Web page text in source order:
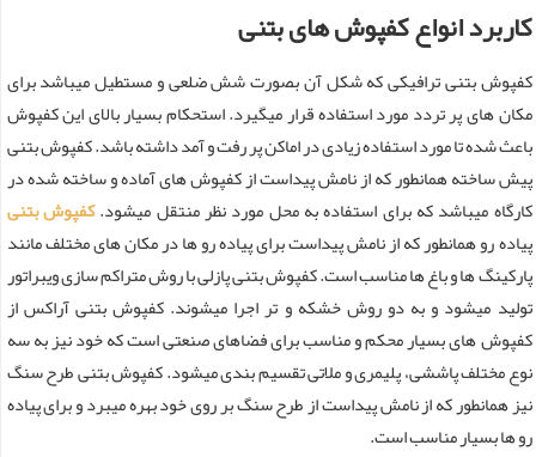
کاربرد انواع کفپوش های بتنی
کفپوش بتنی ترافیکی که شکل آن بصورت شش ضلعی و مستطیل میباشد برای
مکان های پر تردد مورد استفاده قرار میگیرد. استحکام بسیار بالای این کفپوش
باعث شده تا مورد استفاده زیادی در اماکن پر رفت و آمد داشته باشد. کفپوش بتنی
پیش ساخته همانطور که از نامش پیداست از کفپوش های آماده و ساخته شده در
کارگاه میباشد که برای استفاده به محل مورد نظر منتقل میشود.کفپوش بتنی
پیاده رو همانطور که از نامش پیداست برای پیاده رو ها در مکان های مختلف مانند
پارکینگ ها و باغ ها مناسب است. کفپوش بتنی پازلی با روش متراکم سازی ویبراتور
تولید میشود و به دو روش خشکه و تر اجرا میشوند. کفپوش بتنی آراکس از
کفپوش های بسیار محکم و مناسب برای فضاهای صنعتی است که خود نیز به سه
نوع مختلف پاششی، پلیمری و ملاتی تقسیم بندی میشود. کفپوش بتنی طرح سنگ
نیز همانطور که از نامش پیداست از طرح سنگ بر روی خود بهره میبرد و برای پیاده
رو ها بسیار مناسب است.